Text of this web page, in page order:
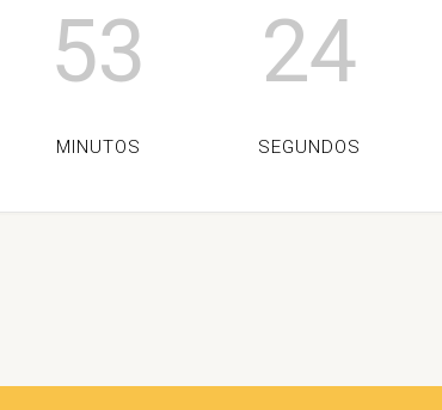
53
MINUTOS
24
SEGUNDOS